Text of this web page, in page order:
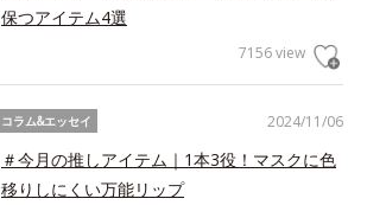
保つアイテム4選
7156 view
2024/11/06
コラム&エッセイ
＃今月の推しアイテム｜1本3役！マスクに色
移りしにくい万能リップ